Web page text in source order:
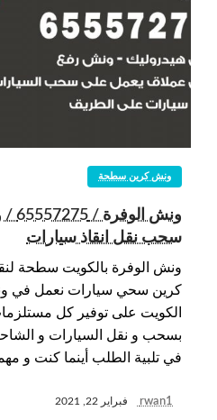
ونش كرين سطحة
ونش
سحب نقل انقاذ سيارات
ونش الوفرة بالكويت سطحة
كرين سحي سيارات نعمل في
الكويت على توفير كل
بسحب و نقل السيارات و
في تلبية الطلب أينما كنت و
rwan1 فبراير 22, 2021